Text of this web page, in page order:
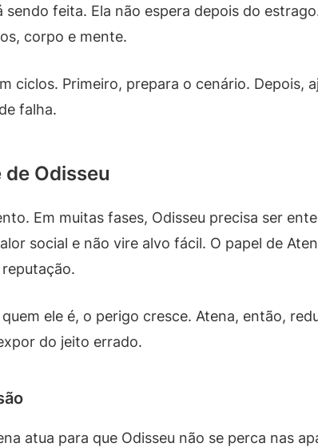
feita. Ela não espera depois do
corpo e mente.
ciclos. Primeiro, prepara o cenário. Depois,
falha.
Odisseu
Em muitas fases, Odisseu precisa ser
social e não vire alvo fácil. O papel de
ele é, o perigo cresce. Atena, então,
do jeito errado.
atua para que Odisseu não se perca nas